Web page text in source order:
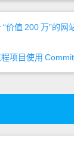
“价值 200 万”的网
项目使用 Commit